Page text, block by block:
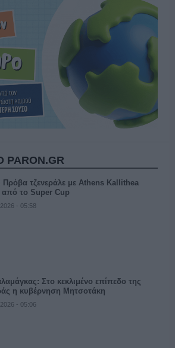
τζενεράλε με Athens Kallithea
από το Super Cup
- 05:58
Στο κεκλιμένο επίπεδο της
η κυβέρνηση Μητσοτάκη
- 05:06